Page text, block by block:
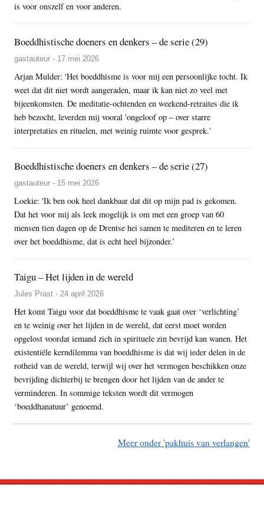
is voor onszelf en voor anderen.
Boeddhistische doeners en denkers – de serie (29)
gastauteur - 17 mei 2026
Arjan Mulder: 'Het boeddhisme is voor mij een persoonlijke tocht. Ik
weet dat dit niet wordt aangeraden, maar ik kan niet zo veel met
bijeenkomsten. De meditatie-ochtenden en weekend-retraites die ik
heb bezocht, leverden mij vooral 'ongeloof op – over starre
interpretaties en rituelen, met weinig ruimte voor gesprek.'
Boeddhistische doeners en denkers – de serie (27)
gastauteur - 15 mei 2026
Loekie: 'Ik ben ook heel dankbaar dat dit op mijn pad is gekomen.
Dat het voor mij als leek mogelijk is om met een groep van 60
mensen tien dagen op de Drentse hei samen te mediteren en te leren
over het boeddhisme, dat is echt heel bijzonder.’
Taigu – Het lijden in de wereld
Jules Prast - 24 april 2026
Het komt Taigu voor dat boeddhisme te vaak gaat over ‘verlichting’
en te weinig over het lijden in de wereld, dat eerst moet worden
opgelost voordat iemand zich in spirituele zin bevrijd kan wanen. Het
existentiële kerndilemma van boeddhisme is dat wij ieder delen in de
rotheid van de wereld, terwijl wij over het vermogen beschikken onze
bevrijding dichterbij te brengen door het lijden van de ander te
verminderen. In sommige teksten wordt dit vermogen
‘boeddhanatuur’ genoemd.
Meer onder 'pakhuis van verlangen'